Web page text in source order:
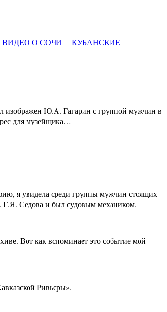
ВИДЕО О СОЧИ
КУБАНСКИЕ
изображен Ю.А. Гагарин с группой мужчин в
для музейщика…
я увидела среди группы мужчин стоящих
Г.Я. Седова и был судовым механиком.
Вот как вспоминает это событие мой
Ривьеры».